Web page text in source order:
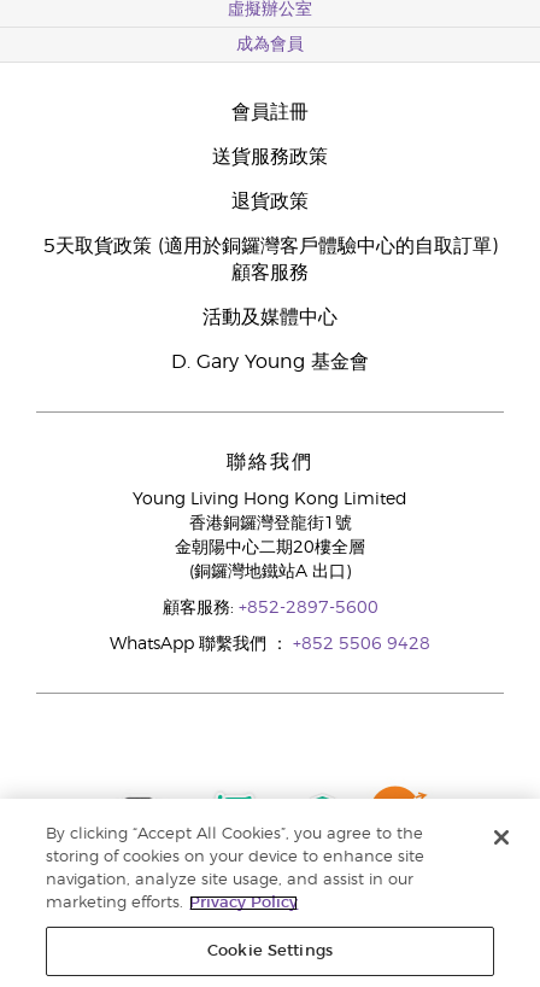
虛擬辦公室
成為會員
會員註冊
送貨服務政策
退貨政策
5天取貨政策 (適用於銅鑼灣客戶體驗中心的自取訂單)
顧客服務
活動及媒體中心
D. Gary Young 基金會
聯絡我們
Young Living Hong Kong Limited
香港銅鑼灣登龍街1號
金朝陽中心二期20樓全層
(銅鑼灣地鐵站A 出口)
顧客服務: +852-2897-5600
WhatsApp 聯繫我們 ： +852 5506 9428
By clicking “Accept All Cookies”, you agree to the
storing of cookies on your device to enhance site
navigation, analyze site usage, and assist in our
marketing efforts.
Privacy Policy
Cookie Settings